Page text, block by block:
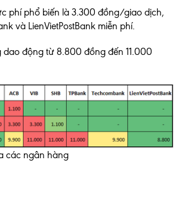
phí phổ biến là 3.300 đồng/giao dịch,
và LienVietPostBank miễn phí.
động từ 8.800 đồng đến 11.000
các ngân hàng